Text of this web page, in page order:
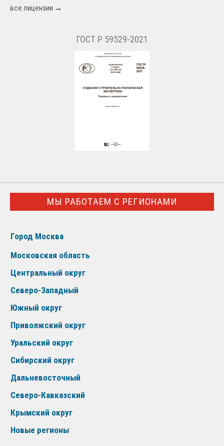
все лицензии →
ГОСТ Р 59529-2021
МЫ РАБОТАЕМ С РЕГИОНАМИ
Город Москва
Московская область
Центральный округ
Северо-Западный
Южный округ
Приволжский округ
Уральский округ
Сибирский округ
Дальневосточный
Северо-Кавказский
Крымский округ
Новые регионы